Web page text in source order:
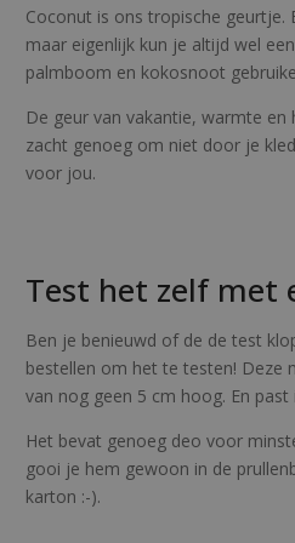
Coconut is ons tropische geurtje.
maar eigenlijk kun je altijd wel
palmboom en kokosnoot
De geur van vakantie, warmte en
zacht genoeg om niet door je
voor jou.
Test het zelf met
Ben je benieuwd of de de test
bestellen om het te testen! Deze
van nog geen 5 cm hoog. En
Het bevat genoeg deo voor
gooi je hem gewoon in de
karton :-).